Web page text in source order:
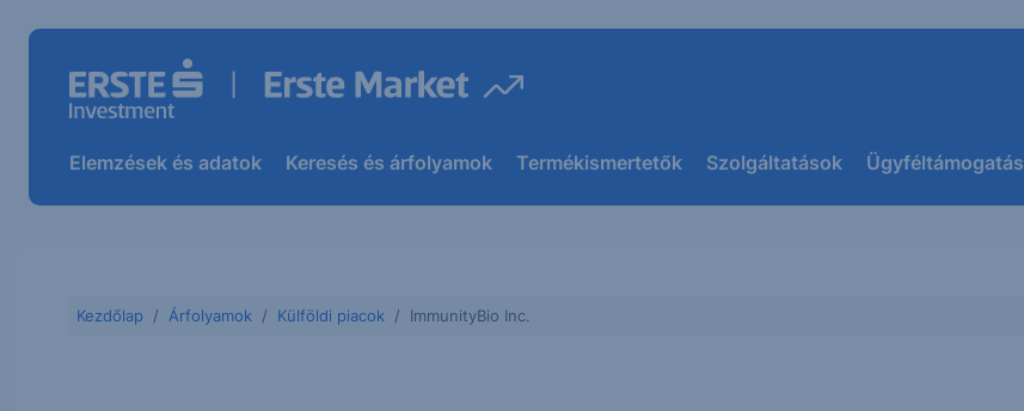
Elemzések és adatok Keresés és árfolyamok Termékismertetők Szolgáltatások Ügyféltámogatás
Kezdőlap Árfolyamok Külföldi piacok ImmunityBio Inc.